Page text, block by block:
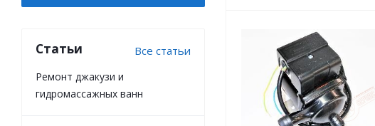
Статьи Все статьи
Ремонт джакузи и
гидромассажных ванн